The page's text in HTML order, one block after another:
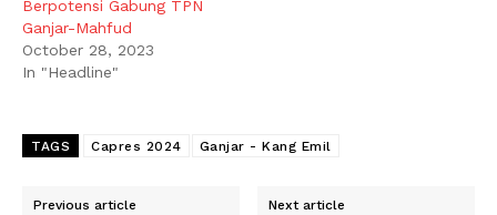
Berpotensi Gabung TPN
Ganjar-Mahfud
October 28, 2023
In "Headline"
TAGS Capres 2024 Ganjar - Kang Emil
Previous article Next article